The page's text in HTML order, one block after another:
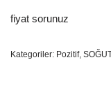
fiyat sorunuz
Kategoriler: Pozitif,